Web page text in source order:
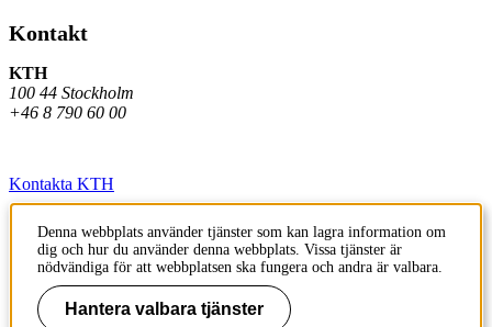
Kontakt
KTH
100 44 Stockholm
+46 8 790 60 00
Kontakta KTH
Jobba på KTH
Press och media
Faktura och betalning KTH
Denna webbplats använder tjänster som kan lagra information om
dig och hur du använder denna webbplats. Vissa tjänster är
nödvändiga för att webbplatsen ska fungera och andra är valbara.
Hantera valbara tjänster